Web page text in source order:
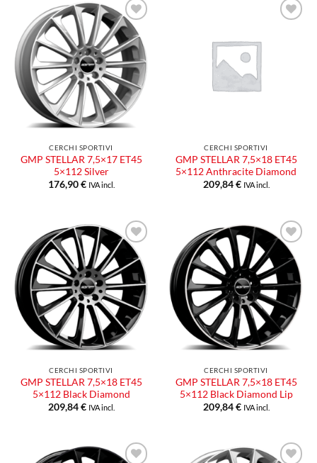
Aggiungi
alla lista
dei
desideri
CERCHI SPORTIVI
GMP STELLAR 7,5×17 ET45
5×112 Silver
176,90€ IVA incl.
CERCHI SPORTIVI
GMP STELLAR 7,5×18 ET45
5×112 Anthracite Diamond
209,84€ IVA incl.
Aggiungi
alla lista
dei
desideri
CERCHI SPORTIVI
GMP STELLAR 7,5×18 ET45
5×112 Black Diamond
209,84€ IVA incl.
Aggiungi
alla lista
dei
desideri
CERCHI SPORTIVI
GMP STELLAR 7,5×18 ET45
5×112 Black Diamond Lip
209,84€ IVA incl.